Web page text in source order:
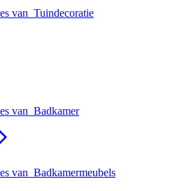
van Tuindecoratie
van Badkamer
van Badkamermeubels